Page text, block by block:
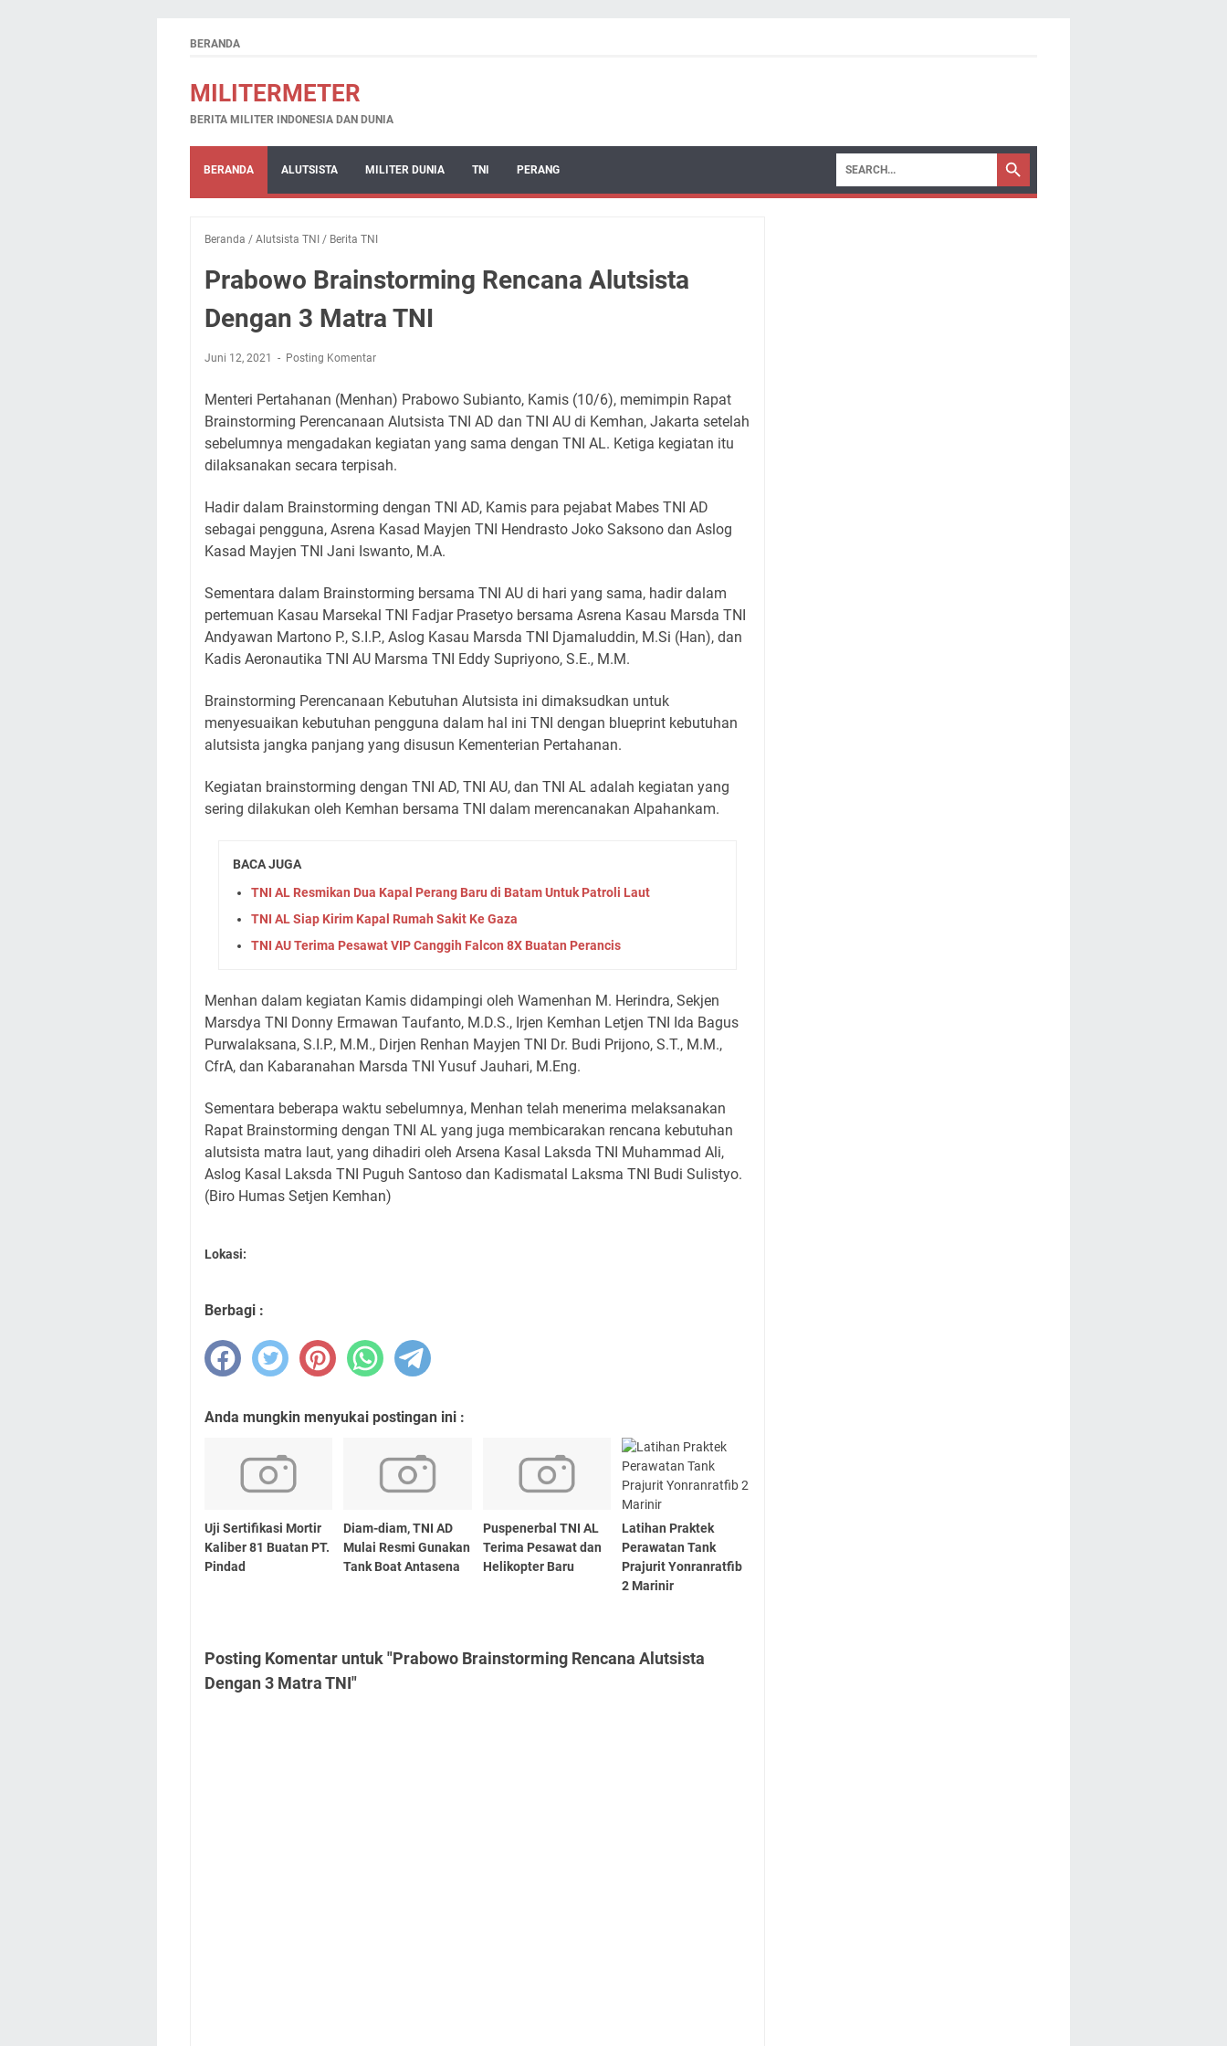
BERANDA
MILITERMETER
BERITA MILITER INDONESIA DAN DUNIA
BERANDA ALUTSISTA MILITER DUNIA TNI PERANG
Beranda / Alutsista TNI / Berita TNI
Prabowo Brainstorming Rencana Alutsista
Dengan 3 Matra TNI
Juni 12, 2021 Posting Komentar
Menteri Pertahanan (Menhan) Prabowo Subianto, Kamis (10/6), memimpin Rapat
Brainstorming Perencanaan Alutsista TNI AD dan TNI AU di Kemhan, Jakarta setelah
sebelumnya mengadakan kegiatan yang sama dengan TNI AL. Ketiga kegiatan itu
dilaksanakan secara terpisah.
Hadir dalam Brainstorming dengan TNI AD, Kamis para pejabat Mabes TNI AD
sebagai pengguna, Asrena Kasad Mayjen TNI Hendrasto Joko Saksono dan Aslog
Kasad Mayjen TNI Jani Iswanto, M.A.
Sementara dalam Brainstorming bersama TNI AU di hari yang sama, hadir dalam
pertemuan Kasau Marsekal TNI Fadjar Prasetyo bersama Asrena Kasau Marsda TNI
Andyawan Martono P., S.I.P., Aslog Kasau Marsda TNI Djamaluddin, M.Si (Han), dan
Kadis Aeronautika TNI AU Marsma TNI Eddy Supriyono, S.E., M.M.
Brainstorming Perencanaan Kebutuhan Alutsista ini dimaksudkan untuk
menyesuaikan kebutuhan pengguna dalam hal ini TNI dengan blueprint kebutuhan
alutsista jangka panjang yang disusun Kementerian Pertahanan.
Kegiatan brainstorming dengan TNI AD, TNI AU, dan TNI AL adalah kegiatan yang
sering dilakukan oleh Kemhan bersama TNI dalam merencanakan Alpahankam.
BACA JUGA
TNI AL Resmikan Dua Kapal Perang Baru di Batam Untuk Patroli Laut
TNI AL Siap Kirim Kapal Rumah Sakit Ke Gaza
TNI AU Terima Pesawat VIP Canggih Falcon 8X Buatan Perancis
Menhan dalam kegiatan Kamis didampingi oleh Wamenhan M. Herindra, Sekjen
Marsdya TNI Donny Ermawan Taufanto, M.D.S., Irjen Kemhan Letjen TNI Ida Bagus
Purwalaksana, S.I.P., M.M., Dirjen Renhan Mayjen TNI Dr. Budi Prijono, S.T., M.M.,
CfrA, dan Kabaranahan Marsda TNI Yusuf Jauhari, M.Eng.
Sementara beberapa waktu sebelumnya, Menhan telah menerima melaksanakan
Rapat Brainstorming dengan TNI AL yang juga membicarakan rencana kebutuhan
alutsista matra laut, yang dihadiri oleh Arsena Kasal Laksda TNI Muhammad Ali,
Aslog Kasal Laksda TNI Puguh Santoso dan Kadismatal Laksma TNI Budi Sulistyo.
(Biro Humas Setjen Kemhan)
Lokasi:
Berbagi :
Anda mungkin menyukai postingan ini :
Uji Sertifikasi Mortir
Kaliber 81 Buatan PT.
Pindad
Diam-diam, TNI AD
Mulai Resmi Gunakan
Tank Boat Antasena
Puspenerbal TNI AL
Terima Pesawat dan
Helikopter Baru
Latihan Praktek
Perawatan Tank
Prajurit Yonranratfib
2 Marinir
Posting Komentar untuk "Prabowo Brainstorming Rencana Alutsista
Dengan 3 Matra TNI"